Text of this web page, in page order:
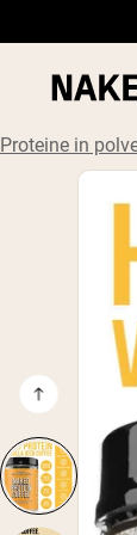
Termini di
”Protein Powder“
”Overnight Oats“
”Vegan protein“
”Collagen“
”Micellar Casein“
Proteine in